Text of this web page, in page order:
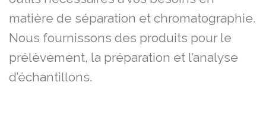
matière de séparation et chromatographie.
Nous fournissons des produits pour le
prélèvement, la préparation et l’analyse
d’échantillons.